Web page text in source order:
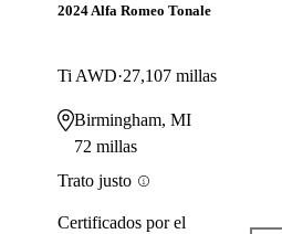
2024 Alfa Romeo Tonale
Ti AWD 27,107 millas
Birmingham, MI
72 millas
Trato justo
Certificados por el